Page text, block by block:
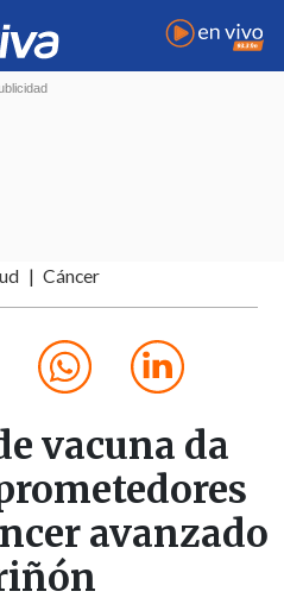
Cáncer
vacuna da
avanzado